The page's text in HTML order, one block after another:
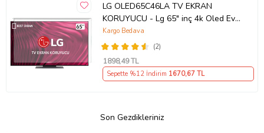
LG OLED65C46LA TV EKRAN
KORUYUCU - Lg 65" inç 4k Oled Evo
Ekran Koruyucu
(2)
Kargo Bedava
1898,49 TL
Sepette %12 İndirim 1670,67 TL
Son Gezdikleriniz